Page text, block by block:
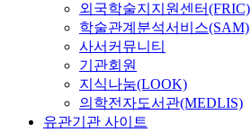
외국학술지지원센터(FRIC)
학술관계분석서비스(SAM)
사서커뮤니티
기관회원
지식나눔(LOOK)
의학전자도서관(MEDLIS)
유관기관 사이트